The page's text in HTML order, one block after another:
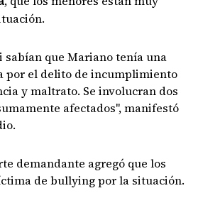
sabían que Mariano tenía una
por el delito de incumplimiento
y maltrato. Se involucran dos
afectados", manifestó
demandante agregó que los
de bullying por la situación.